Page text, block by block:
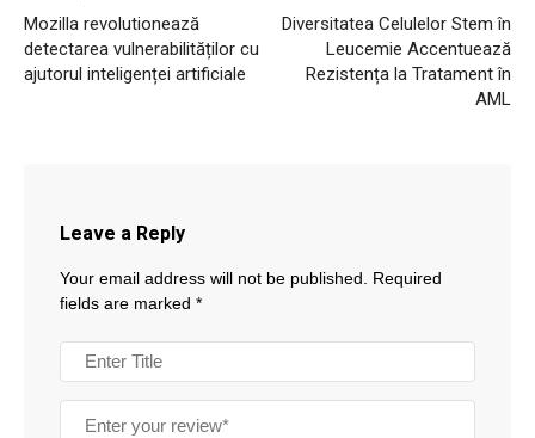
Mozilla revolutionează
detectarea vulnerabilităților cu
ajutorul inteligenței artificiale
Diversitatea Celulelor Stem în
Leucemie Accentuează
Rezistența la Tratament în
AML
Leave a Reply
Your email address will not be published.
Required
fields are marked *